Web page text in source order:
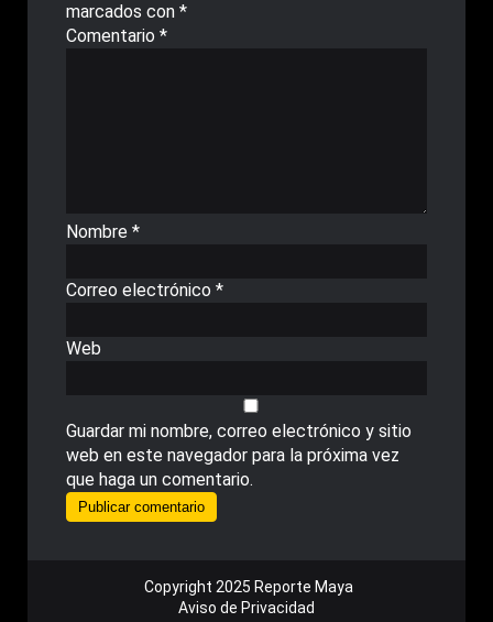
marcados con *
Comentario *
Nombre *
Correo electrónico *
Web
Guardar mi nombre, correo electrónico y sitio
web en este navegador para la próxima vez
que haga un comentario.
Copyright 2025 Reporte Maya
Aviso de Privacidad